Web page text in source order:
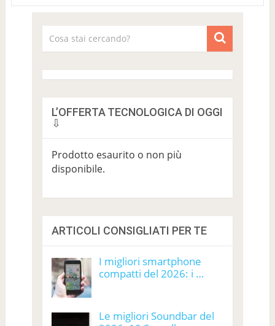
L’OFFERTA TECNOLOGICA DI OGGI
⇩
Prodotto esaurito o non più
disponibile.
ARTICOLI CONSIGLIATI PER TE
I migliori smartphone
compatti del 2026: i …
Le migliori Soundbar del